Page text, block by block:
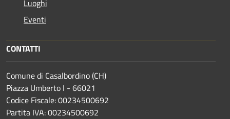
Luoghi
Eventi
CONTATTI
Comune di Casalbordino (CH)
Piazza Umberto I - 66021
Codice Fiscale: 00234500692
Partita IVA: 00234500692